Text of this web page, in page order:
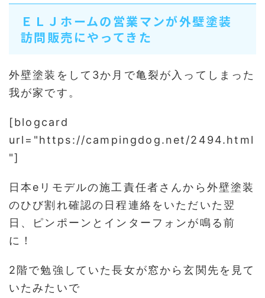
ＥＬＪホームの営業マンが外壁塗装
訪問販売にやってきた
外壁塗装をして3か月で亀裂が入ってしまった
我が家です。
[blogcard
url="https://campingdog.net/2494.html
"]
日本eリモデルの施工責任者さんから外壁塗装
のひび割れ確認の日程連絡をいただいた翌
日、ピンポーンとインターフォンが鳴る前
に！
2階で勉強していた長女が窓から玄関先を見て
いたみたいで